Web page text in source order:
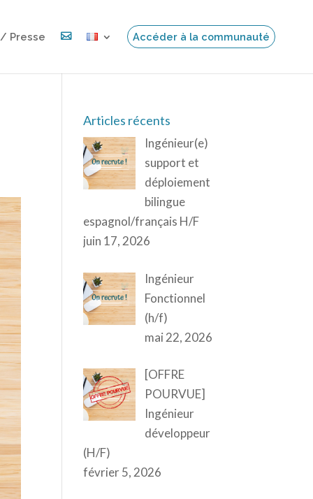
Presse  Accéder à la communauté
Articles récents
Ingénieur(e)
support et
déploiement
bilingue
espagnol/français H/F
juin 17, 2026
Ingénieur
Fonctionnel
(h/f)
mai 22, 2026
[OFFRE
POURVUE]
Ingénieur
développeur
(H/F)
février 5, 2026